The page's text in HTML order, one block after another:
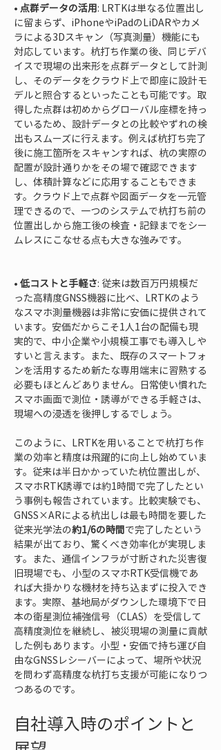
• 点群データの活用: LRTKは単なる位置出し
に留まらず、iPhoneやiPadのLiDARやカメ
ラによる3Dスキャン（写真測量）機能にも
対応しています。杭打ち作業の後、同じデバ
イスで現場の出来形を点群データとして計測
し、そのデータをクラウド上で即座に設計モ
デルと照合するといったことも可能です。取
得した点群は初めからグローバル座標を持っ
ているため、設計データとの比較やずれの検
出もスムーズに行えます。例えば杭打ち完了
後に施工箇所をスキャンすれば、杭の実際の
配置が設計通りかをその場で確認できます
し、体積計算などに応用することもできま
す。クラウド上で点群や図面データを一元管
理できるので、一つのシステムで杭打ち前の
位置出しから施工後の検査・記録までをシー
ムレスにこなせる点も大きな強みです。
• 低コストと手軽さ: 従来は数百万円規模だ
った高精度GNSS機器に比べ、LRTKのよう
なスマホ測量機器は非常に安価に提供されて
います。安価だからこそ1人1台の配備も現
実的で、中小企業や小規模工事でも導入しや
すいと言えます。また、既存のスマートフォ
ンを活用するため新たな専用端末に習熟する
必要もほとんどありません。日常使い慣れた
スマホ画面で測位・誘導ができる手軽さは、
現場への浸透を後押しするでしょう。
このように、LRTKを用いることで杭打ち作
業の効率と精度は飛躍的に向上し始めていま
す。従来は半日かかっていた杭位置出しが、
スマホRTK誘導では約1時間で完了したとい
う事例も報告されています。比較実験でも、
GNSS×ARによる杭出しは最も時間を要した
従来光学法の約1/6の時間で完了したという
結果が出ており、驚くべき効率化が実現しま
す。また、通信インフラが寸断された災害復
旧現場でも、小型のスマホRTK受信機であ
れば大掛かりな機材を持ち込まずに投入でき
ます。実際、基地局がダウンした環境下で日
本の衛星測位補強信号（CLAS）を受信して
高精度測位を継続し、被災現場の測量に貢献
した例もあります。小型・安価で持ち運び自
由なGNSSレシーバーによって、場所や状況
を問わず高精度な杭打ち支援が可能になりつ
つあるのです。
自社導入時のポイントと